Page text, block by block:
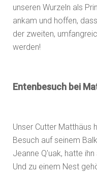
unseren Wurzeln als
ankam und hoffen,
der zweiten,
werden!
Entenbesuch bei
Unser Cutter Matthäus
Besuch auf seinem
Jeanne Q'uak, hatte
Und zu einem Nest